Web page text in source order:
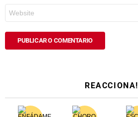
REACCIONA!